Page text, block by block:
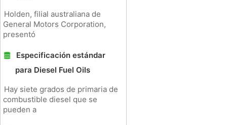
Holden, filial australiana de
General Motors Corporation,
presentó
Especificación estándar
para Diesel Fuel Oils
Hay siete grados de primaria de
combustible diesel que se
pueden a